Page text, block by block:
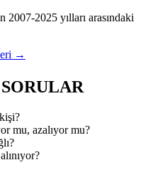
2007-2025 yılları arasındaki
→
mu, azalıyor mu?